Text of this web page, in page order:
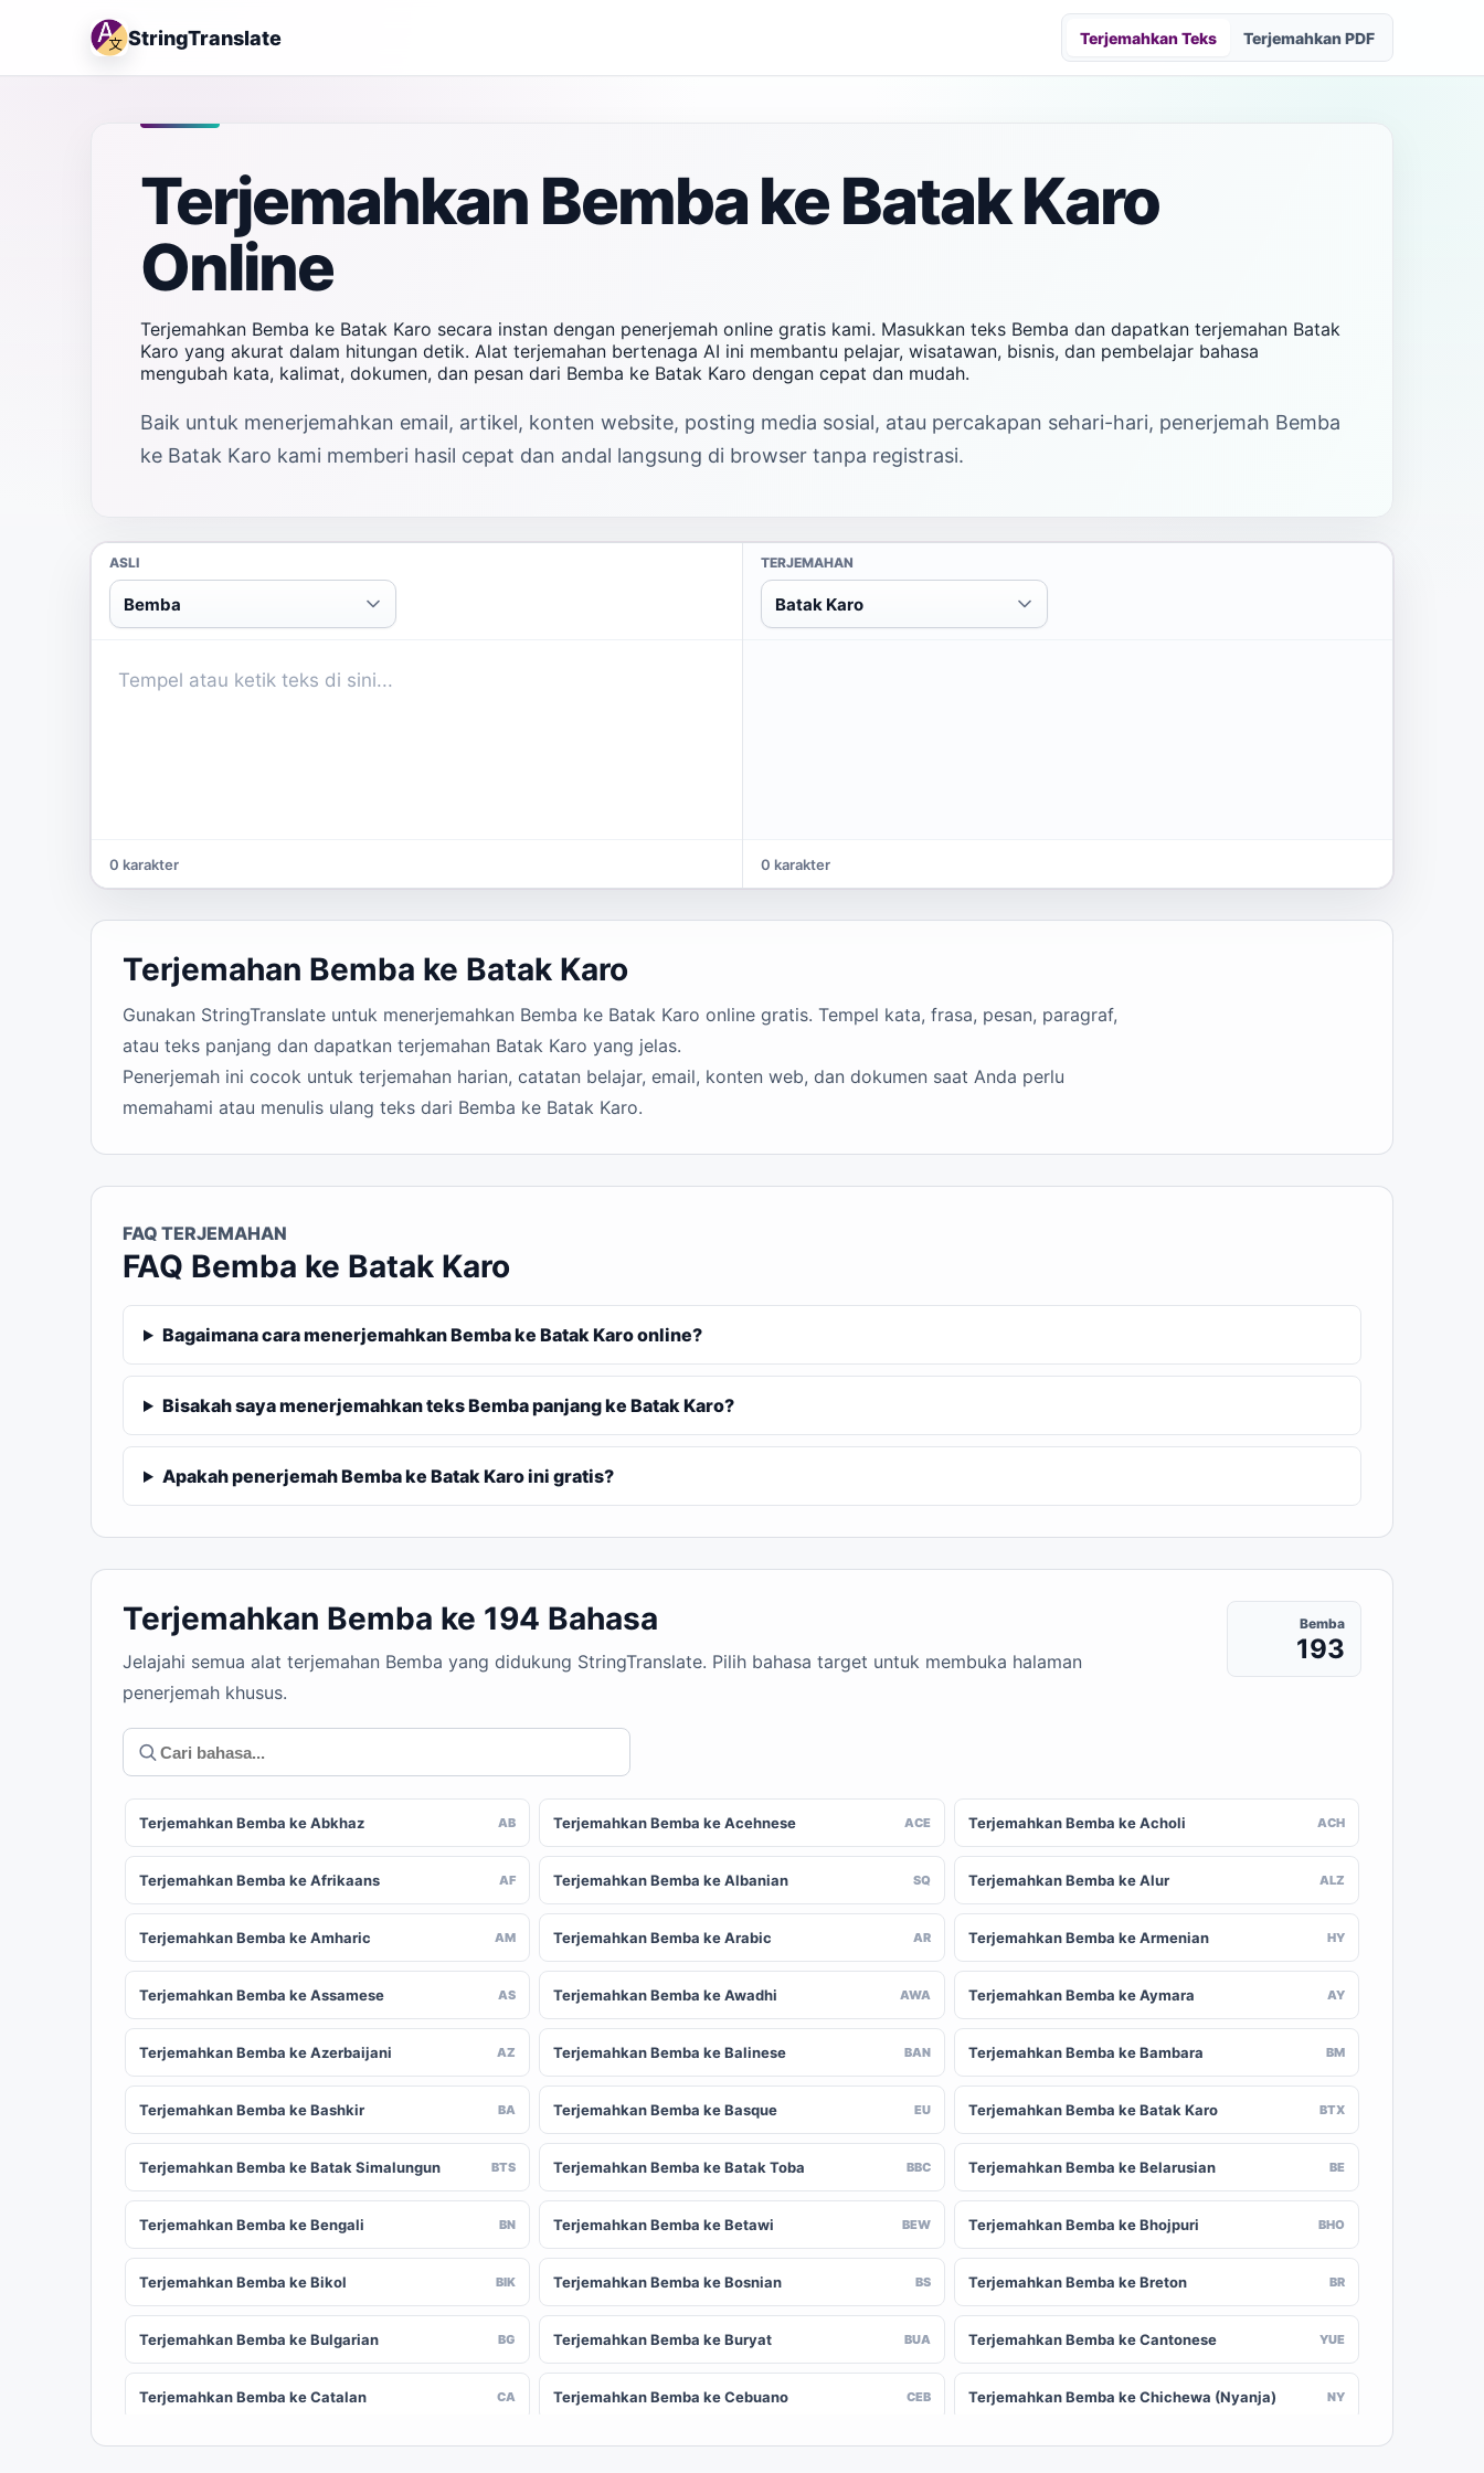
StringTranslate Terjemahkan Teks Terjemahkan PDF
Terjemahkan Bemba ke Batak Karo
Online
Terjemahkan Bemba ke Batak Karo secara instan dengan penerjemah online gratis kami. Masukkan teks Bemba dan dapatkan terjemahan Batak
Karo yang akurat dalam hitungan detik. Alat terjemahan bertenaga AI ini membantu pelajar, wisatawan, bisnis, dan pembelajar bahasa
mengubah kata, kalimat, dokumen, dan pesan dari Bemba ke Batak Karo dengan cepat dan mudah.
Baik untuk menerjemahkan email, artikel, konten website, posting media sosial, atau percakapan sehari-hari, penerjemah Bemba
ke Batak Karo kami memberi hasil cepat dan andal langsung di browser tanpa registrasi.
ASLI
Bemba
0 karakter
TERJEMAHAN
Batak Karo
0 karakter
Terjemahan Bemba ke Batak Karo
Gunakan StringTranslate untuk menerjemahkan Bemba ke Batak Karo online gratis. Tempel kata, frasa, pesan, paragraf,
atau teks panjang dan dapatkan terjemahan Batak Karo yang jelas.
Penerjemah ini cocok untuk terjemahan harian, catatan belajar, email, konten web, dan dokumen saat Anda perlu
memahami atau menulis ulang teks dari Bemba ke Batak Karo.
FAQ TERJEMAHAN
FAQ Bemba ke Batak Karo
Bagaimana cara menerjemahkan Bemba ke Batak Karo online?
Bisakah saya menerjemahkan teks Bemba panjang ke Batak Karo?
Apakah penerjemah Bemba ke Batak Karo ini gratis?
Terjemahkan Bemba ke 194 Bahasa
Jelajahi semua alat terjemahan Bemba yang didukung StringTranslate. Pilih bahasa target untuk membuka halaman
penerjemah khusus.
Bemba
193
Terjemahkan Bemba ke Abkhaz AB Terjemahkan Bemba ke Acehnese ACE Terjemahkan Bemba ke Acholi ACH
Terjemahkan Bemba ke Afrikaans AF Terjemahkan Bemba ke Albanian SQ Terjemahkan Bemba ke Alur ALZ
Terjemahkan Bemba ke Amharic AM Terjemahkan Bemba ke Arabic AR Terjemahkan Bemba ke Armenian HY
Terjemahkan Bemba ke Assamese AS Terjemahkan Bemba ke Awadhi AWA Terjemahkan Bemba ke Aymara AY
Terjemahkan Bemba ke Azerbaijani AZ Terjemahkan Bemba ke Balinese BAN Terjemahkan Bemba ke Bambara BM
Terjemahkan Bemba ke Bashkir BA Terjemahkan Bemba ke Basque EU Terjemahkan Bemba ke Batak Karo BTX
Terjemahkan Bemba ke Batak Simalungun BTS Terjemahkan Bemba ke Batak Toba BBC Terjemahkan Bemba ke Belarusian BE
Terjemahkan Bemba ke Bengali BN Terjemahkan Bemba ke Betawi BEW Terjemahkan Bemba ke Bhojpuri BHO
Terjemahkan Bemba ke Bikol BIK Terjemahkan Bemba ke Bosnian BS Terjemahkan Bemba ke Breton BR
Terjemahkan Bemba ke Bulgarian BG Terjemahkan Bemba ke Buryat BUA Terjemahkan Bemba ke Cantonese YUE
Terjemahkan Bemba ke Catalan CA Terjemahkan Bemba ke Cebuano CEB Terjemahkan Bemba ke Chichewa (Nyanja) NY